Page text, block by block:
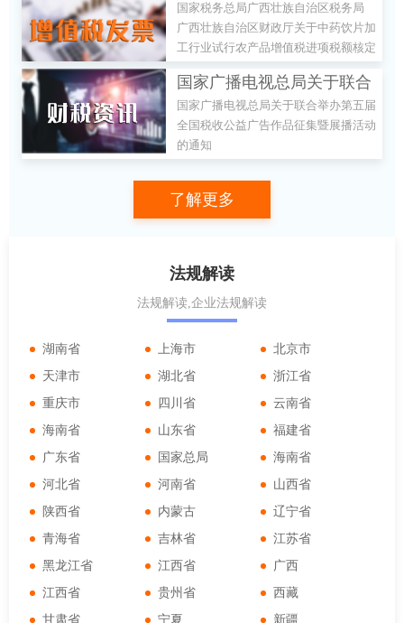
区税务局 广西壮族自治区财
政厅关于中药饮片加工行业
试行农产品增值税进项税额
核定扣除办法的公告
国家税务总局广西壮族自治区税务局
广西壮族自治区财政厅关于中药饮片加
工行业试行农产品增值税进项税额核定
扣除办法的公告
国家广播电视总局关于联合
举办第五届全国税收公益广
告作品征集暨展播活动的通
知
国家广播电视总局关于联合举办第五届
全国税收公益广告作品征集暨展播活动
的通知
了解更多
法规解读
法规解读,企业法规解读
湖南省 上海市
北京市
天津市
湖北省
浙江省
重庆市
四川省
云南省
海南省
山东省
福建省
广东省
国家总局
海南省
河北省
河南省
山西省
陕西省
内蒙古
辽宁省
青海省
吉林省
江苏省
黑龙江省
江西省
广西
江西省
贵州省
西藏
甘肃省
宁夏 新疆